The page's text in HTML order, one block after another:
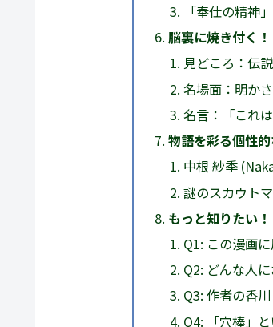
「奉仕の精神
脳裏に焼き付く
見どころ：伝
名場面：明か
名言：「これ
物語を彩る個性
中根 紗季
謎のスカウト
もっと知りたい
Q1: この漫画
Q2: どんな人
Q3: 作者の香
Q4: 「穴棒」